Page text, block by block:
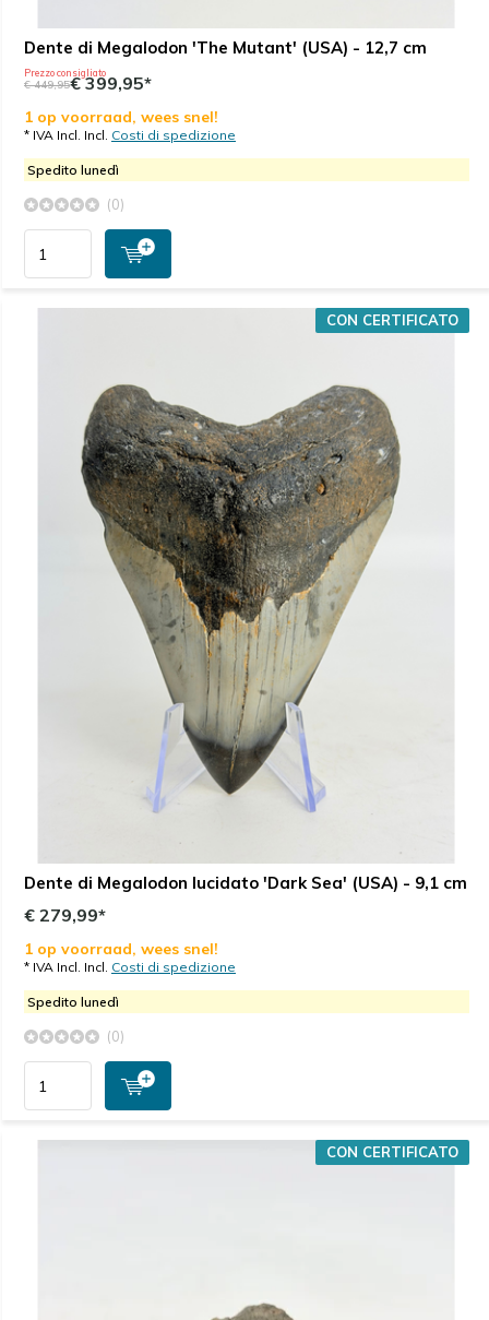
Dente di Megalodon 'The Mutant' (USA) - 12,7 cm
Prezzo consigliato
€ 449,95€ 399,95*
1 op voorraad, wees snel!
* IVA Incl. Incl. Costi di spedizione
Spedito lunedì
(0)
Dente di Megalodon lucidato 'Dark Sea' (USA) - 9,1 cm
CON CERTIFICATO
€ 279,99*
1 op voorraad, wees snel!
* IVA Incl. Incl. Costi di spedizione
Spedito lunedì
(0)
CON CERTIFICATO